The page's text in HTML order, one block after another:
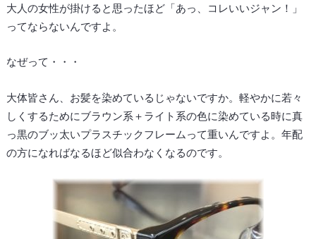
大人の女性が掛けると思ったほど「あっ、コレいいジャン！」
ってならないんですよ。
なぜって・・・
大体皆さん、お髪を染めているじゃないですか。軽やかに若々
しくするためにブラウン系＋ライト系の色に染めている時に真
っ黒のブッ太いプラスチックフレームって重いんですよ。年配
の方になればなるほど似合わなくなるのです。